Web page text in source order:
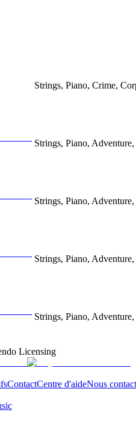
Strings, Piano, Crime,
Strings, Piano,
Strings, Piano,
Strings, Piano,
Strings, Piano,
Licensing
ContactCentre d'aideNous